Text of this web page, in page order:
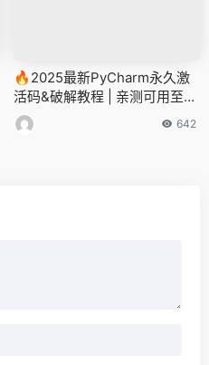
🔥2025最新PyCharm永久激
活码&破解教程 | 亲测可用至20
99年！
642